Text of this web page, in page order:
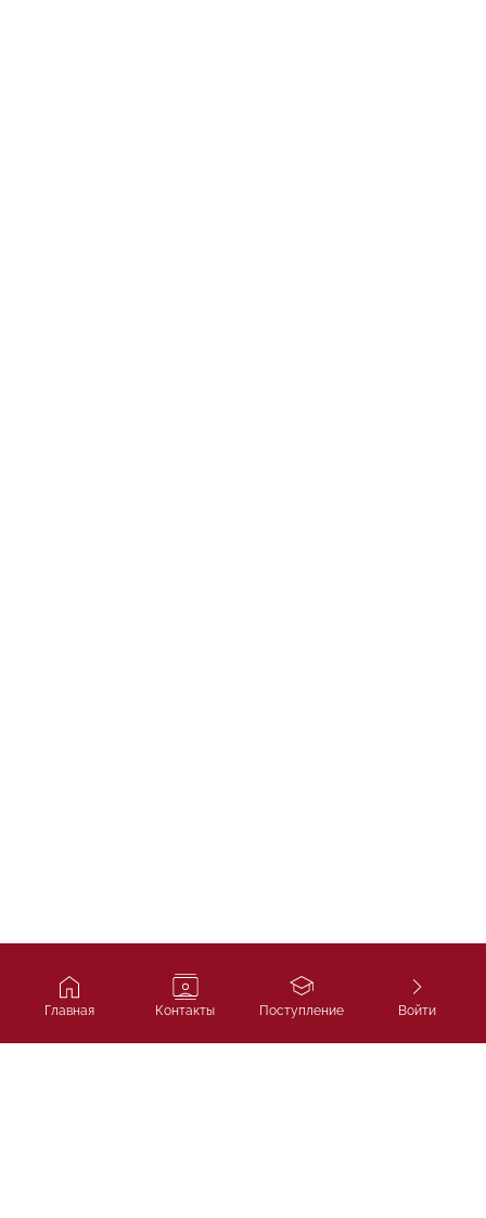
Главная Контакты Поступление Войти